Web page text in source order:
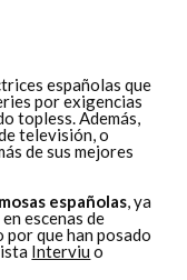
españolas que
por exigencias
topless. Además,
televisión, o
de sus mejores
españolas, ya
escenas de
por que han posado
Interviu o